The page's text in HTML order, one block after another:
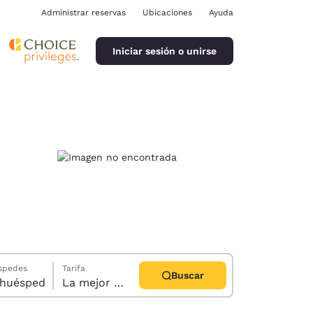
Administrar reservas Ubicaciones Ayuda
Iniciar sesión o unirse
1 huésped
Tarifa
La mejor disponible
Buscar